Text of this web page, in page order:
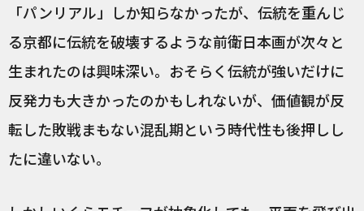
「パンリアル」しか知らなかったが、伝統を重んじ
る京都に伝統を破壊するような前衛日本画が次々と
生まれたのは興味深い。おそらく伝統が強いだけに
反発力も大きかったのかもしれないが、価値観が反
転した敗戦まもない混乱期という時代性も後押しし
たに違いない。